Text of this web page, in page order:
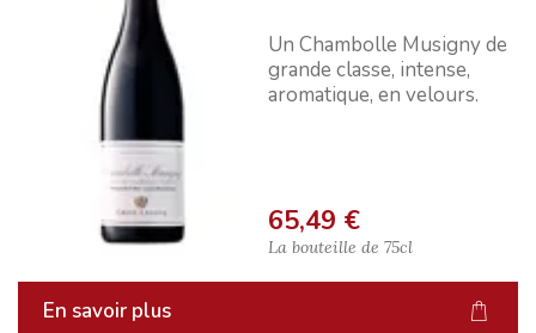
Un Chambolle Musigny de
grande classe, intense,
aromatique, en velours.
65,49 €
La bouteille de 75cl
En savoir plus